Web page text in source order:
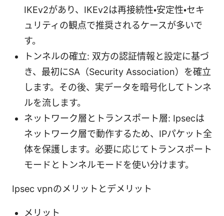
IKEv2があり、IKEv2は再接続性・安定性・セキ
ュリティの観点で推奨されるケースが多いで
す。
トンネルの確立: 双方の認証情報と設定に基づ
き、最初にSA（Security Association）を確立
します。その後、実データを暗号化してトンネ
ルを流します。
ネットワーク層とトランスポート層: Ipsecは
ネットワーク層で動作するため、IPパケット全
体を保護します。必要に応じてトランスポート
モードとトンネルモードを使い分けます。
Ipsec vpnのメリットとデメリット
メリット